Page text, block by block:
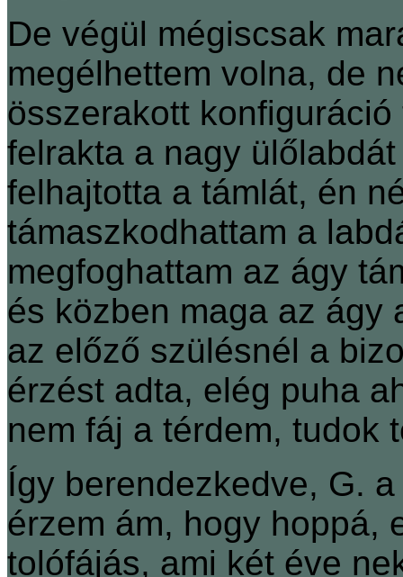
De végül mégiscsak
megélhettem volna, de
összerakott
felrakta a nagy
felhajtotta a támlát, én
támaszkodhattam a
megfoghattam az ágy
és közben maga az ágy
az előző szülésnél a
érzést adta, elég puha
nem fáj a térdem, tudok
Így berendezkedve, G.
érzem ám, hogy hoppá,
tolófájás, ami két éve